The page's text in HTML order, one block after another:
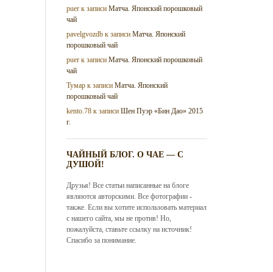
puer к записиМатча. Японский порошковый
чай
pavelgvozdb к записиМатча. Японский
порошковый чай
puer к записиМатча. Японский порошковый
чай
Тумар к записиМатча. Японский
порошковый чай
kento.78 к записиШен Пуэр «Бин Дао» 2015
г.
ЧАЙНЫЙ БЛОГ. О ЧАЕ — С
ДУШОЙ!
Друзья! Все статьи написанные на блоге
являются авторскими. Все фотографии -
также. Если вы хотите использовать материал
с нашего сайта, мы не против! Но,
пожалуйста, ставьте ссылку на источник!
Спасибо за понимание.